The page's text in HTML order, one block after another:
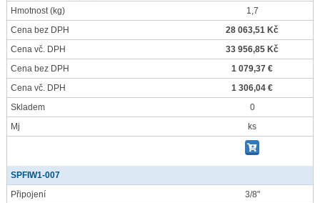
Hmotnost(kg)
1,7
Cena bez DPH
28 063,51 Kč
Cena vč. DPH
33 956,85 Kč
Cena bez DPH
1 079,37 €
Cena vč. DPH
1 306,04 €
Skladem
0
Mj
ks
SPFIW1-007
Připojení
3/8"